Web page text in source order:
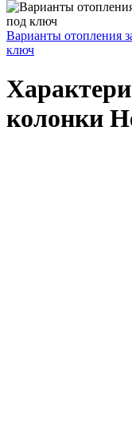
Варианты отопления
ключ
колонки